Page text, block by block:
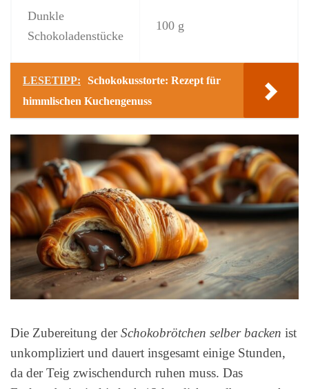
Dunkle
Schokoladenstücke
100 g
LESETIPP:
Schokokusstorte: Rezept für
himmlischen Kuchengenuss
Die Zubereitung derSchokobrötchen selber backen ist
unkompliziert und dauert insgesamt einige Stunden,
da der Teig zwischendurch ruhen muss. Das